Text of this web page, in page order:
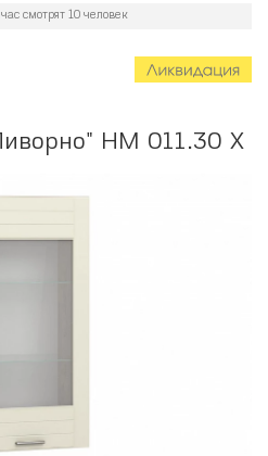
смотрят 10 человек
НМ 011.30 Х